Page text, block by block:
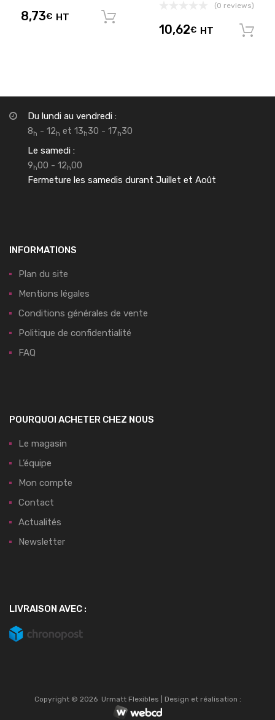
8,73€ HT
(0 reviews)
10,62€ HT
Du lundi au vendredi :
8h - 12h et 13h30 - 17h30
Le samedi :
9h00 - 12h00
Fermeture les samedis durant Juillet et Août
INFORMATIONS
Plan du site
Mentions légales
Conditions générales de vente
Politique de confidentialité
FAQ
POURQUOI ACHETER CHEZ NOUS
Le magasin
L’équipe
Mon compte
Contact
Actualités
Newsletter
LIVRAISON AVEC :
Copyright © 2026 Urmatt Flexibles | Design et réalisation :